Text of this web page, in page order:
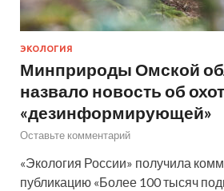
ЭКОЛОГИЯ
Минприроды Омской
назвало новость об
«дезинформирующей»
Оставьте комментарий
«Экология России» получила
публикацию «Более 100 тысяч